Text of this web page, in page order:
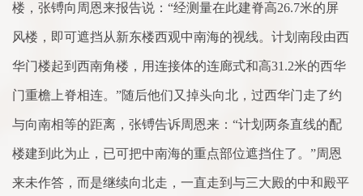
楼，张镈向周恩来报告说：“经测量在此建脊高26.7米的屏
风楼，即可遮挡从新东楼西观中南海的视线。计划南段由西
华门楼起到西南角楼，用连接体的连廊式和高31.2米的西华
门重檐上脊相连。”随后他们又掉头向北，过西华门走了约
与向南相等的距离，张镈告诉周恩来：“计划两条直线的配
楼建到此为止，已可把中南海的重点部位遮挡住了。”周恩
来未作答，而是继续向北走，一直走到与三大殿的中和殿平